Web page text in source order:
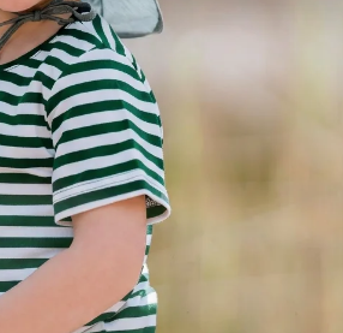
395 Kč